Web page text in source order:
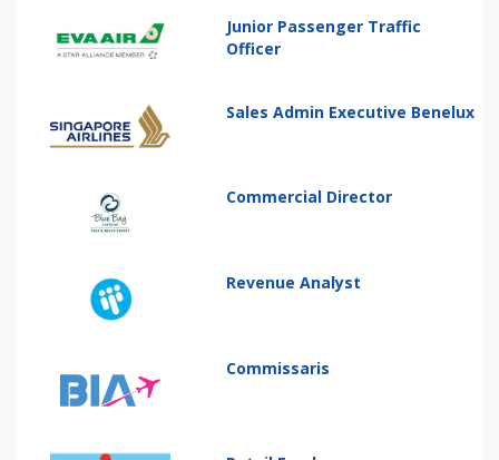
Junior Passenger Traffic
Officer
Sales Admin Executive Benelux
Commercial Director
Revenue Analyst
Commissaris